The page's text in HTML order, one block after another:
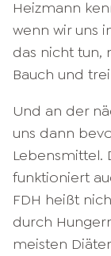
Heizmann
wenn wir uns
das nicht tun,
Bauch und
Und an der
uns dann
Lebensmittel.
funktioniert
FDH heißt
durch
meisten